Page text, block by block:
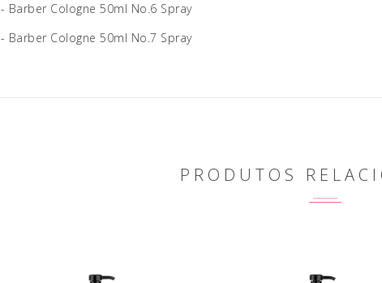
- Barber Cologne 50ml No.6 Spray
- Barber Cologne 50ml No.7 Spray
PRODUTOS